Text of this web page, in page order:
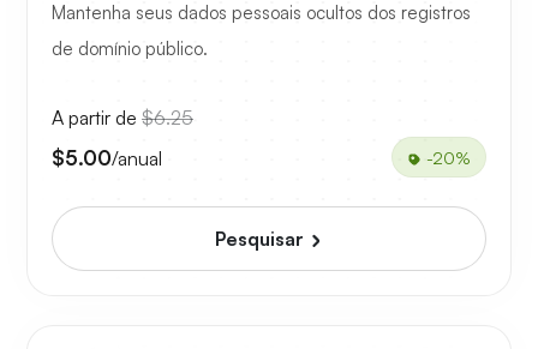
Mantenha seus dados pessoais ocultos dos registros
de domínio público.
A partir de $6.25
$5.00/anual -20%
Pesquisar